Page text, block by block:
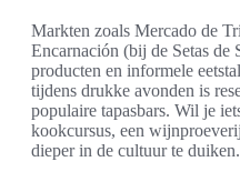
Markten zoals Mercado de
Encarnación (bij de Setas
producten en informele
tijdens drukke avonden is
populaire tapasbars. Wil je
kookcursus, een
dieper in de cultuur te duiken.